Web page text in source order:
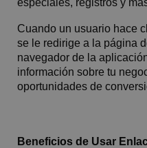
Cuando un usuario hace
se le redirige a la página
navegador de la
información sobre tu
oportunidades de
Beneficios de Usar